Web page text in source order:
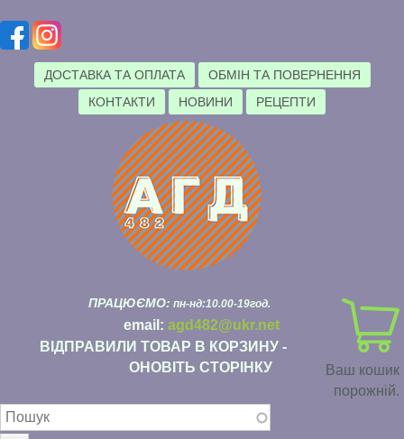
ДОСТАВКА ТА ОПЛАТА
ОБМІН ТА ПОВЕРНЕННЯ
КОНТАКТИ
НОВИНИ РЕЦЕПТИ
Ваш кошик
порожній.
ПРАЦЮЄМО: пн-нд:10.00-19год.
email: agd482@ukr.net
ВІДПРАВИЛИ ТОВАР В КОРЗИНУ -
ОНОВІТЬ СТОРІНКУ
Пошукова форма